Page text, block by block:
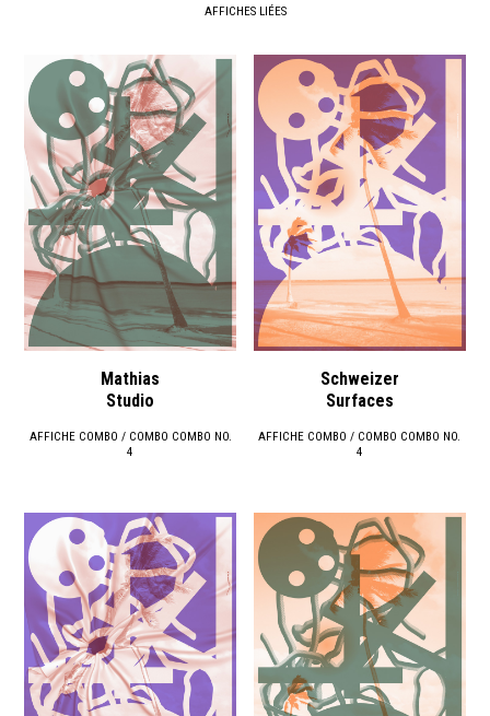
AFFICHES LIÉES
Mathias
Studio
AFFICHE COMBO / COMBO COMBO NO.
4
Schweizer
Surfaces
AFFICHE COMBO / COMBO COMBO NO.
4